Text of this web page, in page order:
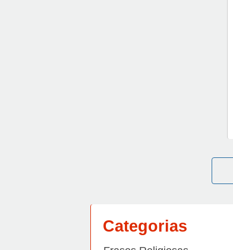
Categorias